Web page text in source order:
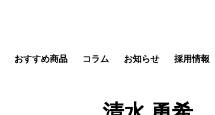
おすすめ商品 コラム お知らせ 採用情報